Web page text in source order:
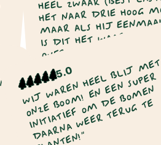
HET NAAR DRIE HOOG
MAAR ALS HIJ
IS DIT HET WAARD! DE
OVERIGENS NIET VEEL
DAN EEN “NORMALE”
KERSTBOOM."Nina Vos
2022
5.0
R
L
O
E
R
D
N
E